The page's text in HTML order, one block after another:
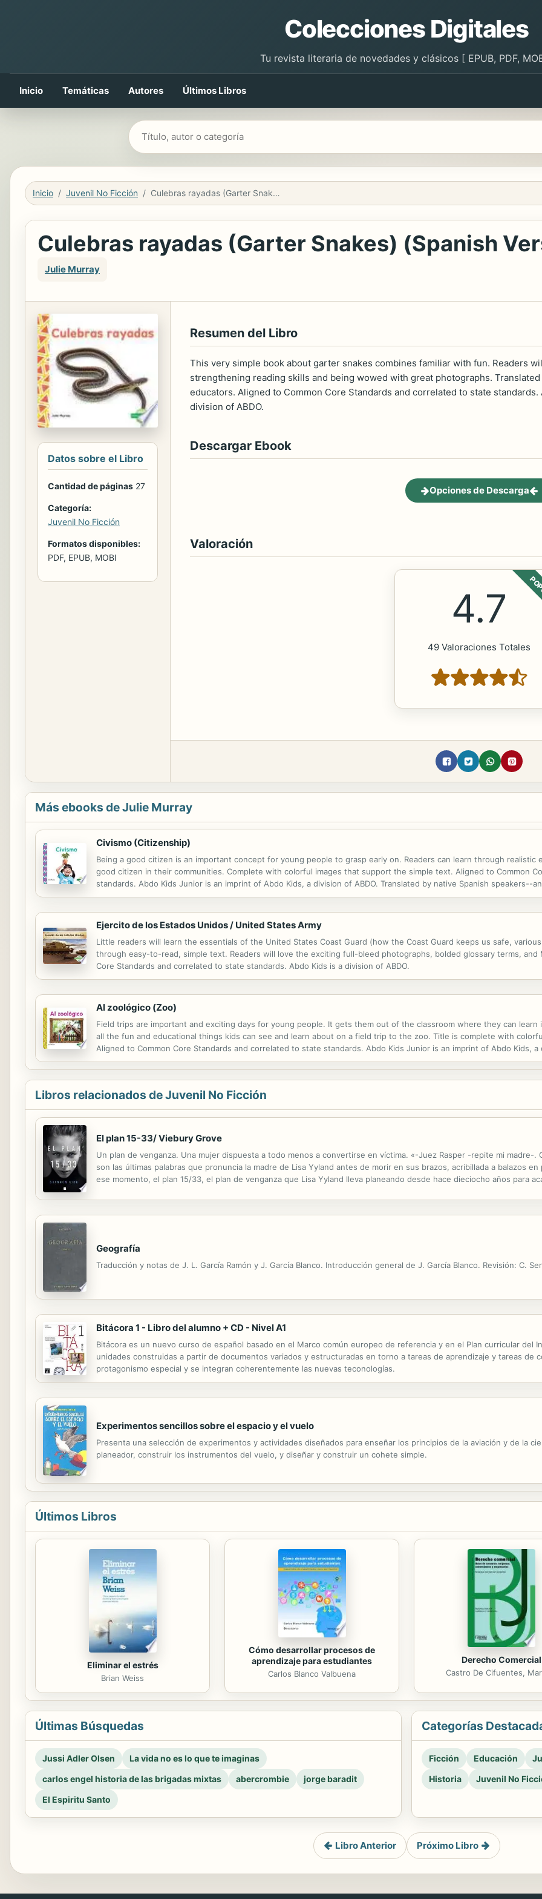
Colecciones Digitales
Tu revista literaria de novedades y clásicos [ EPUB, PDF,
Inicio Temáticas Autores Últimos Libros
Buscar libros
Inicio Juvenil No Ficción Culebras rayadas (Garter Snakes) (Spanish Version)
Culebras rayadas (Garter Snakes) (Spanish
Julie Murray
Datos sobre el Libro
Cantidad de páginas 27
Categoría:
Juvenil No Ficción
Formatos disponibles:
PDF, EPUB, MOBI
Resumen del Libro
This very simple book about garter snakes combines familiar with fun. Readers
strengthening reading skills and being wowed with great photographs.
educators. Aligned to Common Core Standards and correlated to state
division of ABDO.
Descargar Ebook
Opciones de Descarga
Valoración
4.7
49 Valoraciones Totales
Más ebooks de Julie Murray
Civismo (Citizenship)
Being a good citizen is an important concept for young people to grasp early on. Readers can learn through realistic
good citizen in their communities. Complete with colorful images that support the simple text. Aligned to Common
standards. Abdo Kids Junior is an imprint of Abdo Kids, a division of ABDO. Translated by native Spanish speakers--
Ejercito de los Estados Unidos / United States Army
Little readers will learn the essentials of the United States Coast Guard (how the Coast Guard keeps us safe,
through easy-to-read, simple text. Readers will love the exciting full-bleed photographs, bolded glossary terms, and
Core Standards and correlated to state standards. Abdo Kids is a division of ABDO.
Al zoológico (Zoo)
Field trips are important and exciting days for young people. It gets them out of the classroom where they can
all the fun and educational things kids can see and learn about on a field trip to the zoo. Title is complete with
Aligned to Common Core Standards and correlated to state standards. Abdo Kids Junior is an imprint of Abdo Kids, a
Spanish speakers--and immersion school educators.
Libros relacionados de Juvenil No Ficción
El plan 15-33/ Viebury Grove
Un plan de venganza. Una mujer dispuesta a todo menos a convertirse en víctima. «-Juez Rasper -repite mi madre-.
son las últimas palabras que pronuncia la madre de Lisa Yyland antes de morir en sus brazos, acribillada a balazos
ese momento, el plan 15/33, el plan de venganza que Lisa Yyland lleva planeando desde hace dieciocho años para
Geografía
Traducción y notas de J. L. García Ramón y J. García Blanco. Introducción general de J. García Blanco. Revisión: C.
Bitácora 1 - Libro del alumno + CD - Nivel A1
Bitácora es un nuevo curso de español basado en el Marco común europeo de referencia y en el Plan curricular del
unidades construidas a partir de documentos variados y estructuradas en torno a tareas de aprendizaje y tareas de
protagonismo especial y se integran coherentemente las nuevas teconologías.
Experimentos sencillos sobre el espacio y el vuelo
Presenta una selección de experimentos y actividades diseñados para enseñar los principios de la aviación y de la
planeador, construir los instrumentos del vuelo, y diseñar y construir un cohete simple.
Últimos Libros
Eliminar el estrés
Brian Weiss
Cómo desarrollar procesos de
aprendizaje para estudiantes
Carlos Blanco Valbuena
Derecho Comercial
Castro De Cifuentes,
Últimas Búsquedas
Jussi Adler Olsen
La vida no es lo que te imaginas
carlos engel historia de las brigadas mixtas
abercrombie
jorge baradit
El Espiritu Santo
Categorías
Ficción Educación
Historia
Juvenil No
Libro Anterior Próximo Libro